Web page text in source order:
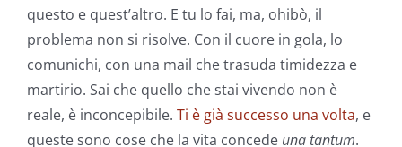
questo e quest’altro. E tu lo fai, ma, ohibò, il
problema non si risolve. Con il cuore in gola, lo
comunichi, con una mail che trasuda timidezza e
martirio. Sai che quello che stai vivendo non è
reale, è inconcepibile. Ti è già successo una volta, e
queste sono cose che la vita concede una tantum.